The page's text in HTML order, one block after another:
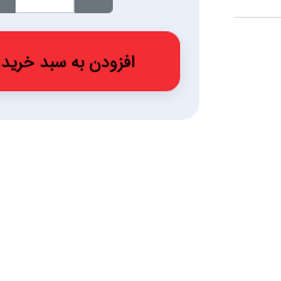
افزودن به سبد خرید